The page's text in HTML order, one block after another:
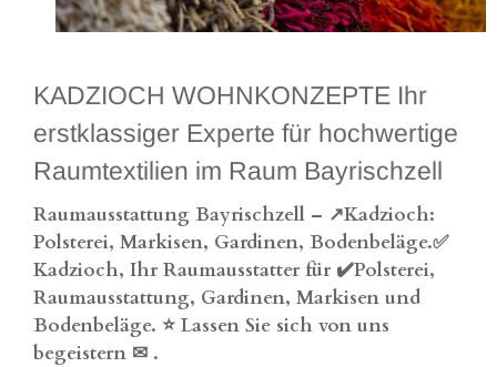
KADZIOCH WOHNKONZEPTE Ihr
erstklassiger Experte für hochwertige
Raumtextilien im Raum Bayrischzell
Raumausstattung Bayrischzell – ↗️Kadzioch:
Polsterei, Markisen, Gardinen, Bodenbeläge.✅
Kadzioch, Ihr Raumausstatter für ✔️Polsterei,
Raumausstattung, Gardinen, Markisen und
Bodenbeläge. ⭐ Lassen Sie sich von uns
begeistern ✉ .